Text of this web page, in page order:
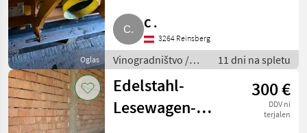
Oglas
C .
3264 Reinsberg
Vinogradništvo /
Drugi stroji za
vinogradništvo
11 dni na spletu
Edelstahl-
Lesewagen-
300 €
DDV ni
terjalen